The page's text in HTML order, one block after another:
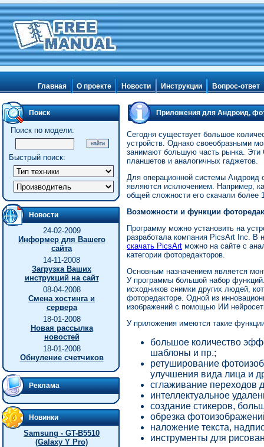
Главная О проекте Новости Инструкции Вопрос-ответ
Поиск
Поиск по модели:
Быстрый поиск:
Новости
24-02-2009
Информер для Вашего
сайта
14-11-2008
Загрузка Ваших
инструкций на сайт
08-04-2008
Смена хостинга и
сервера
18-01-2008
Новая рассылка
новостей
18-01-2008
Обнуление счетчиков
Реклама
Новинки
Samsung - GT-B5510
(Galaxy Y Pro)
Приложения для Андроид,
Сегодня существует большое
устройств. Однако своеобразными
занимают большую часть рынка.
планшетов и аналогичных гаджетов.
Для операционной системы Андроид
являются исключением. Например,
общей сложности его скачали более
Возможности и функции
Программу можно установить на
разработала компания PicsArt Inc. В
скачать PicsArt можно на сайте с
категории фоторедакторов.
Основным назначением является
У программы большой набор
исходников снимки других людей,
фоторедакторе. Одной из
изображений с помощью ИИ
У приложения имеются такие
большое количество
шаблоны и пр.;
ретуширование
улучшения вида лица и
сглаживание переходов
интеллектуальное
создание стикеров,
обрезка
наложение текста,
инструменты для